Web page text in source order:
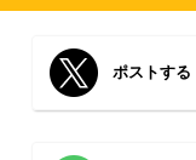
ポストする